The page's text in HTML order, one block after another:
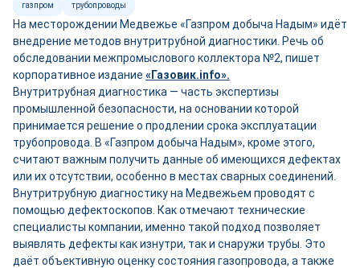
газпром трубопроводы
На месторождении Медвежье «Газпром добыча Надым» идёт
внедрение методов внутритрубной диагностики. Речь об
обследовании межпромыслового коллектора №2, пишет
корпоративное издание «Газовик.info».
Внутритрубная диагностика — часть экспертизы
промышленной безопасности, на основании которой
принимается решение о продлении срока эксплуатации
трубопровода. В «Газпром добыча Надым», кроме этого,
считают важным получить данные об имеющихся дефектах
или их отсутствии, особенно в местах сварных соединений.
Внутритрубную диагностику на Медвежьем проводят с
помощью дефектоскопов. Как отмечают технические
специалисты компании, именно такой подход позволяет
выявлять дефекты как изнутри, так и снаружи трубы. Это
даёт объективную оценку состояния газопровода, а также